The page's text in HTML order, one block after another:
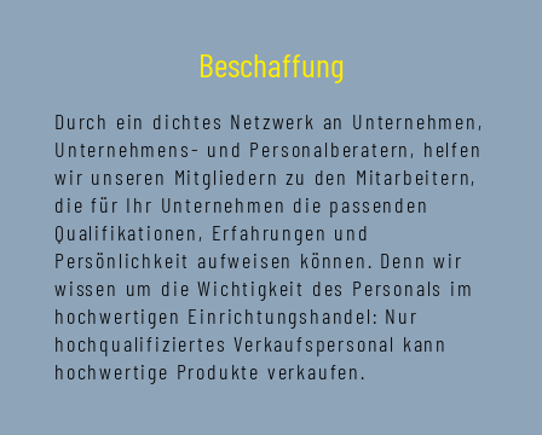
Beschaffung
Durch ein dichtes Netzwerk an Unternehmen,
Unternehmens- und Personalberatern, helfen
wir unseren Mitgliedern zu den Mitarbeitern,
die für Ihr Unternehmen die passenden
Qualifikationen, Erfahrungen und
Persönlichkeit aufweisen können. Denn wir
wissen um die Wichtigkeit des Personals im
hochwertigen Einrichtungshandel: Nur
hochqualifiziertes Verkaufspersonal kann
hochwertige Produkte verkaufen.